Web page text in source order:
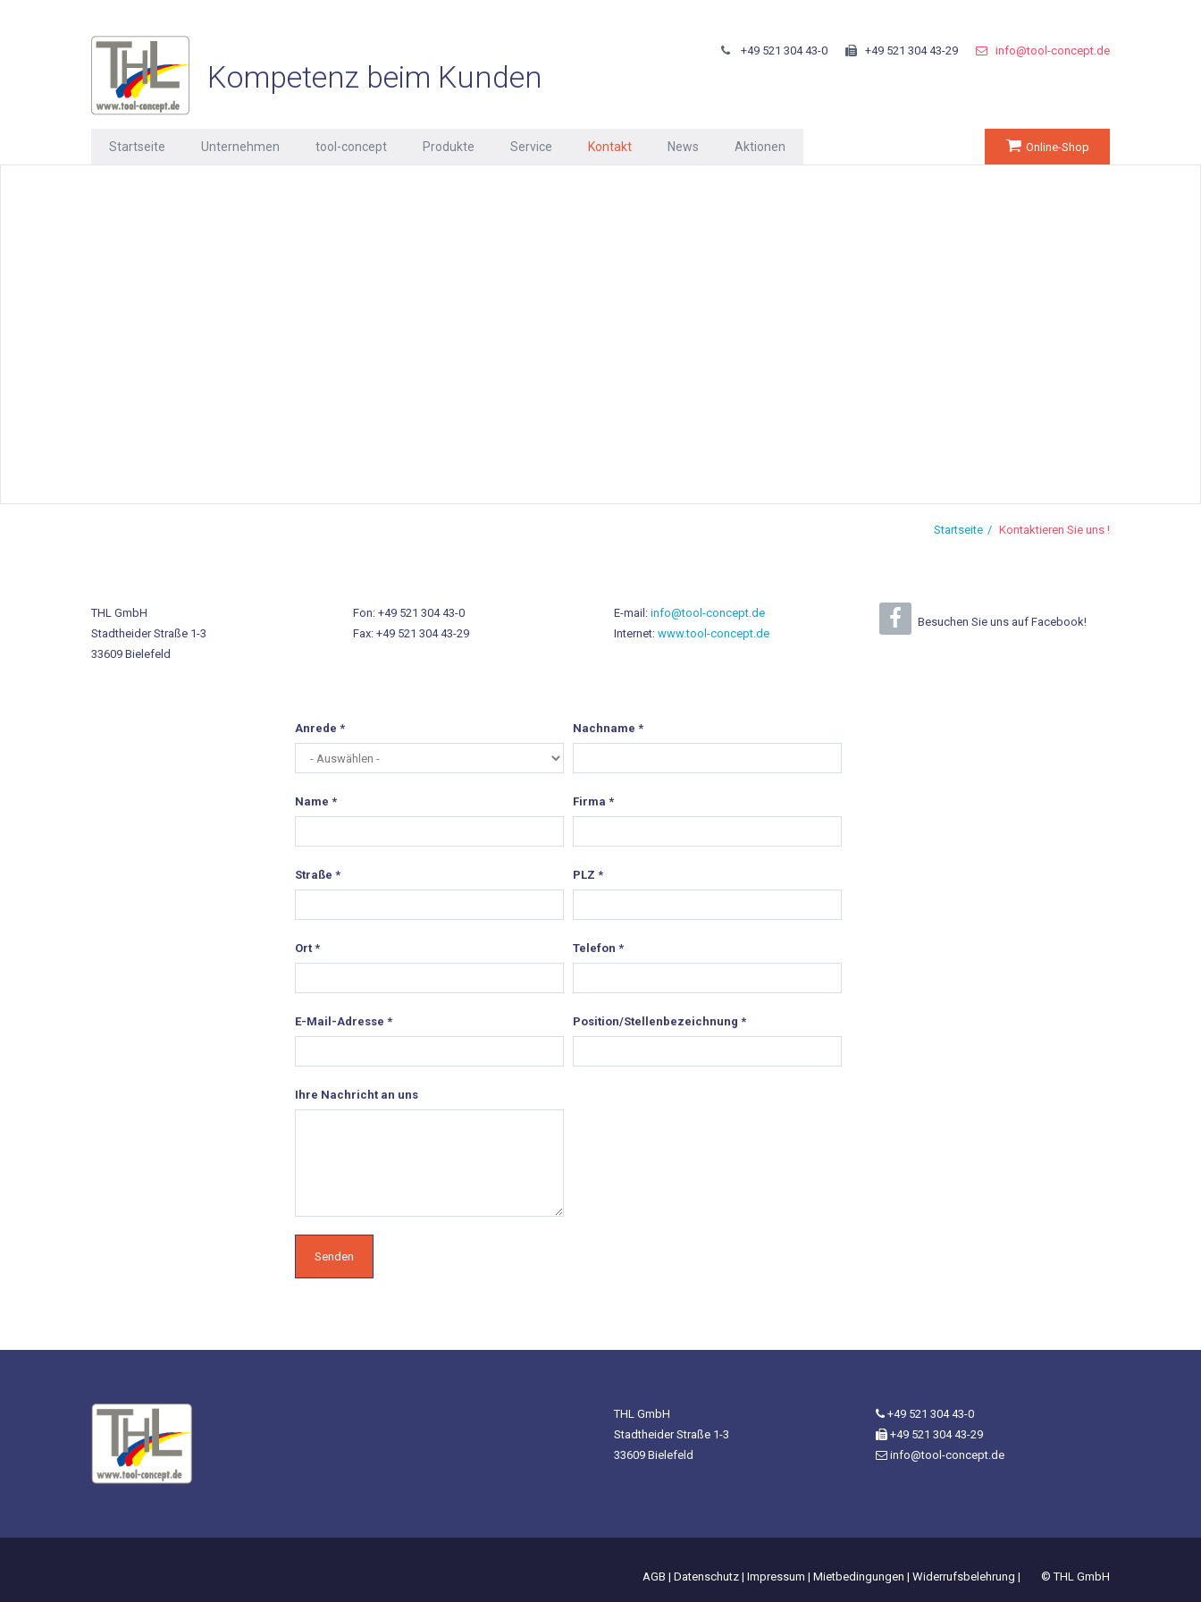
+49 521 304 43-0 +49 521 304 43-29 info@tool-concept.de
Kompetenz beim Kunden
Startseite Unternehmen tool-concept Produkte Service Kontakt News Aktionen Online-Shop
Startseite Kontaktieren Sie uns !
THL GmbH
Stadtheider Straße 1-3
33609 Bielefeld
Fon: +49 521 304 43-0
Fax: +49 521 304 43-29
E-mail: info@tool-concept.de
Internet: www.tool-concept.de
Besuchen Sie uns auf Facebook!
Anrede * Nachname *
Name * Firma *
Straße * PLZ *
Ort * Telefon *
E-Mail-Adresse * Position/Stellenbezeichnung *
Ihre Nachricht an uns
THL GmbH
Stadtheider Straße 1-3
33609 Bielefeld
+49 521 304 43-0
+49 521 304 43-29
info@tool-concept.de
AGB | Datenschutz | Impressum | Mietbedingungen | Widerrufsbelehrung | © THL GmbH